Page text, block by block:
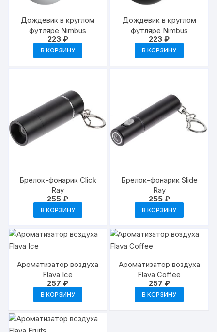
Дождевик в круглом
футляре Nimbus
223 ₽
В КОРЗИНУ
Дождевик в круглом
футляре Nimbus
223₽
В КОРЗИНУ
Брелок-фонарик Click
Ray
255₽
В КОРЗИНУ
Брелок-фонарик Slide
Ray
255 ₽
В КОРЗИНУ
Ароматизатор воздуха
Flava Ice
257₽
В КОРЗИНУ
Ароматизатор воздуха
Flava Coffee
257 ₽
В КОРЗИНУ